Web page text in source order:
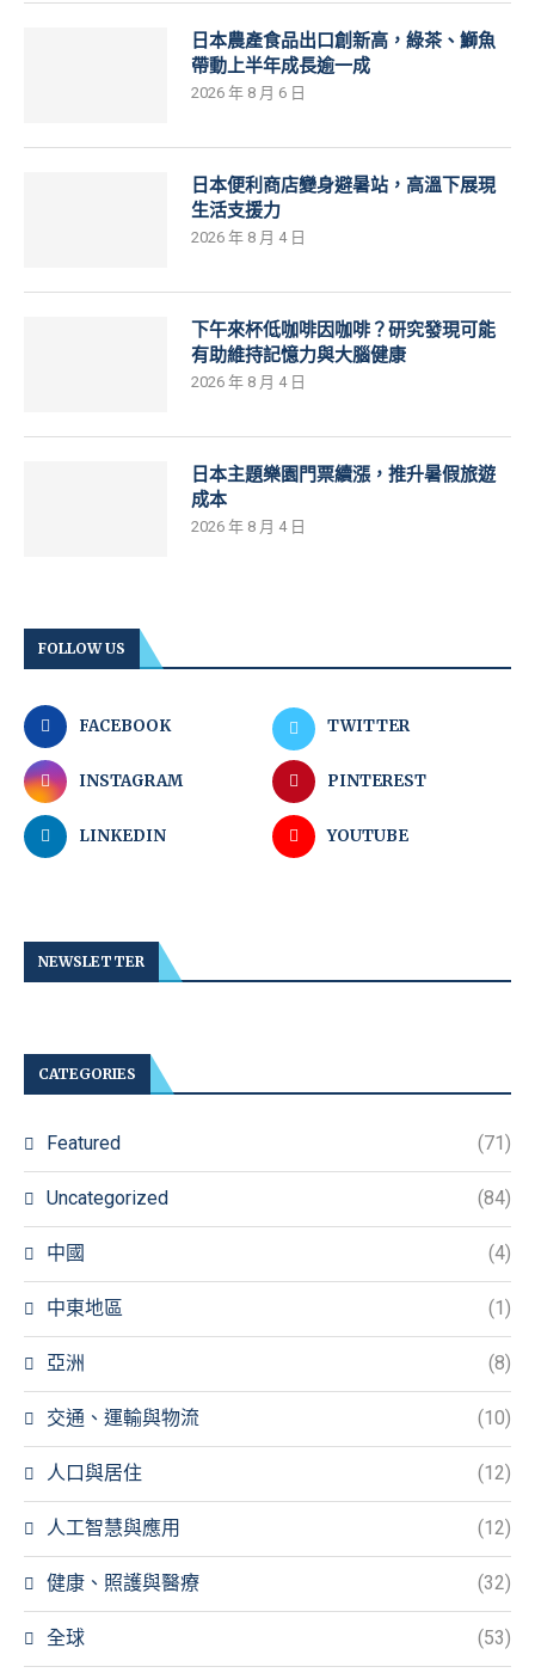
日本農產食品出口創新高，綠茶、鰤魚
帶動上半年成長逾一成
2026 年 8 月 6 日
日本便利商店變身避暑站，高溫下展現
生活支援力
2026 年 8 月 4 日
下午來杯低咖啡因咖啡？研究發現可能
有助維持記憶力與大腦健康
2026 年 8 月 4 日
日本主題樂園門票續漲，推升暑假旅遊
成本
2026 年 8 月 4 日
FOLLOW US
FACEBOOK TWITTER
INSTAGRAM PINTEREST
LINKEDIN YOUTUBE
NEWSLETTER
CATEGORIES
Featured (71)
Uncategorized (84)
中國 (4)
中東地區 (1)
亞洲 (8)
交通、運輸與物流 (10)
人口與居住 (12)
人工智慧與應用 (12)
健康、照護與醫療 (32)
全球 (53)